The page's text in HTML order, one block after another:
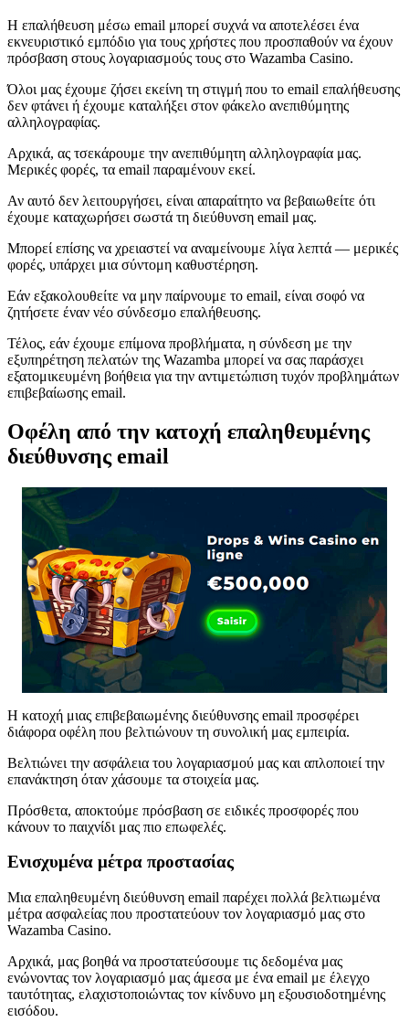
Η επαλήθευση μέσω email μπορεί συχνά να αποτελέσει ένα
εκνευριστικό εμπόδιο για τους χρήστες που προσπαθούν να έχουν
πρόσβαση στους λογαριασμούς τους στο Wazamba Casino.
Όλοι μας έχουμε ζήσει εκείνη τη στιγμή που το email επαλήθευσης
δεν φτάνει ή έχουμε καταλήξει στον φάκελο ανεπιθύμητης
αλληλογραφίας.
Αρχικά, ας τσεκάρουμε την ανεπιθύμητη αλληλογραφία μας.
Μερικές φορές, τα email παραμένουν εκεί.
Αν αυτό δεν λειτουργήσει, είναι απαραίτητο να βεβαιωθείτε ότι
έχουμε καταχωρήσει σωστά τη διεύθυνση email μας.
Μπορεί επίσης να χρειαστεί να αναμείνουμε λίγα λεπτά — μερικές
φορές, υπάρχει μια σύντομη καθυστέρηση.
Εάν εξακολουθείτε να μην παίρνουμε το email, είναι σοφό να
ζητήσετε έναν νέο σύνδεσμο επαλήθευσης.
Τέλος, εάν έχουμε επίμονα προβλήματα, η σύνδεση με την
εξυπηρέτηση πελατών της Wazamba μπορεί να σας παράσχει
εξατομικευμένη βοήθεια για την αντιμετώπιση τυχόν προβλημάτων
επιβεβαίωσης email.
Οφέλη από την κατοχή επαληθευμένης
διεύθυνσης email
Η κατοχή μιας επιβεβαιωμένης διεύθυνσης email προσφέρει
διάφορα οφέλη που βελτιώνουν τη συνολική μας εμπειρία.
Βελτιώνει την ασφάλεια του λογαριασμού μας και απλοποιεί την
επανάκτηση όταν χάσουμε τα στοιχεία μας.
Πρόσθετα, αποκτούμε πρόσβαση σε ειδικές προσφορές που
κάνουν το παιχνίδι μας πιο επωφελές.
Ενισχυμένα μέτρα προστασίας
Μια επαληθευμένη διεύθυνση email παρέχει πολλά βελτιωμένα
μέτρα ασφαλείας που προστατεύουν τον λογαριασμό μας στο
Wazamba Casino.
Αρχικά, μας βοηθά να προστατεύσουμε τις δεδομένα μας
ενώνοντας τον λογαριασμό μας άμεσα με ένα email με έλεγχο
ταυτότητας, ελαχιστοποιώντας τον κίνδυνο μη εξουσιοδοτημένης
εισόδου.